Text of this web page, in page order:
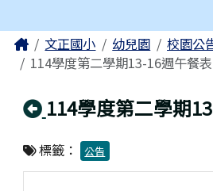
主內容區域
Home文正國小 幼兒園
校園公
114學度第二學期13-16週午餐表
回上頁
114學度第二學期
標籤： 公告
頁尾區域